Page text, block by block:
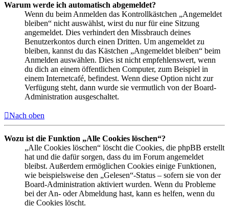
Warum werde ich automatisch abgemeldet?
Wenn du beim Anmelden das Kontrollkästchen „Angemeldet
bleiben“ nicht auswählst, wirst du nur für eine Sitzung
angemeldet. Dies verhindert den Missbrauch deines
Benutzerkontos durch einen Dritten. Um angemeldet zu
bleiben, kannst du das Kästchen „Angemeldet bleiben“ beim
Anmelden auswählen. Dies ist nicht empfehlenswert, wenn
du dich an einem öffentlichen Computer, zum Beispiel in
einem Internetcafé, befindest. Wenn diese Option nicht zur
Verfügung steht, dann wurde sie vermutlich von der Board-
Administration ausgeschaltet.
Nach oben
Wozu ist die Funktion „Alle Cookies löschen“?
„Alle Cookies löschen“ löscht die Cookies, die phpBB erstellt
hat und die dafür sorgen, dass du im Forum angemeldet
bleibst. Außerdem ermöglichen Cookies einige Funktionen,
wie beispielsweise den „Gelesen“-Status – sofern sie von der
Board-Administration aktiviert wurden. Wenn du Probleme
bei der An- oder Abmeldung hast, kann es helfen, wenn du
die Cookies löscht.